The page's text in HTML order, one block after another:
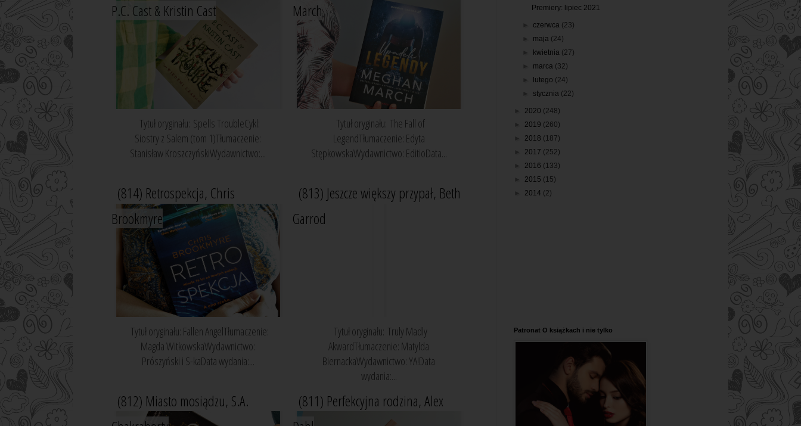
P.C. Cast & Kristin Cast
Tytuł oryginału: Spells TroubleCykl:
Siostry z Salem (tom 1)Tłumaczenie:
Stanisław KroszczyńskiWydawnictwo:...
March
Tytuł oryginału: The Fall of
LegendTłumaczenie: Edyta
StępkowskaWydawnictwo: EditioData...
(814) Retrospekcja, Chris
Brookmyre
Tytuł oryginału: Fallen AngelTłumaczenie:
Magda WitkowskaWydawnictwo:
Prószyński i S-kaData wydania:...
(813) Jeszcze większy przypał, Beth
Garrod
Tytuł oryginału: Truly Madly
AkwardTłumaczenie: Matylda
BiernackaWydawnictwo: YA!Data
wydania:...
(812) Miasto mosiądzu, S.A.
(811) Perfekcyjna rodzina, Alex
Premiery: lipiec 2021
►czerwca (23)
maja (24)
kwietnia (27)
marca (32)
lutego (24)
stycznia (22)
2020 (248)
2019 (260)
2018 (187)
2017 (252)
2016 (133)
2015 (15)
2014 (2)
Patronat O książkach i nie tylko